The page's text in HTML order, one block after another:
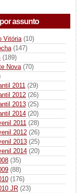
assunto
Vitória (10)
(147)
(189)
Nova (70)
2011 (29)
2012 (26)
2013 (25)
2014 (20)
2011 (28)
2012 (26)
2013 (25)
2014 (20)
(35)
(88)
(176)
JR (23)